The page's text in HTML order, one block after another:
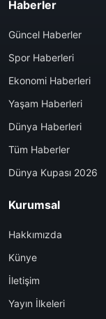
Haberler
Güncel Haberler
Spor Haberleri
Ekonomi Haberleri
Yaşam Haberleri
Dünya Haberleri
Tüm Haberler
Dünya Kupası 2026
Kurumsal
Hakkımızda
Künye
İletişim
Yayın İlkeleri